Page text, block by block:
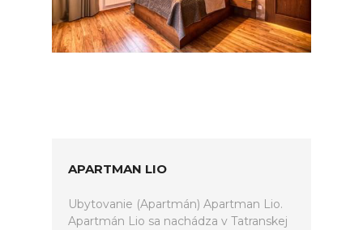
APARTMAN LIO
Ubytovanie (Apartmán) Apartman Lio.
Apartmán Lio sa nachádza v Tatranskej